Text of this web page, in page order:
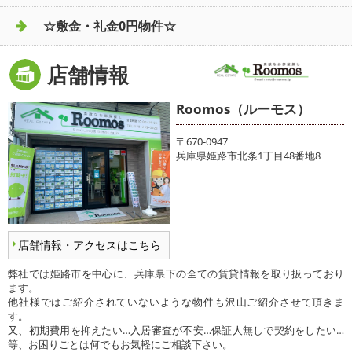
☆敷金・礼金0円物件☆
店舗情報
店舗情報・アクセスはこちら
Roomos（ルーモス）
〒670-0947
兵庫県姫路市北条1丁目48番地8
弊社では姫路市を中心に、兵庫県下の全ての賃貸情報を取り扱っており
ます。
他社様ではご紹介されていないような物件も沢山ご紹介させて頂きま
す。
又、初期費用を抑えたい…入居審査が不安…保証人無しで契約をしたい…
等、お困りごとは何でもお気軽にご相談下さい。